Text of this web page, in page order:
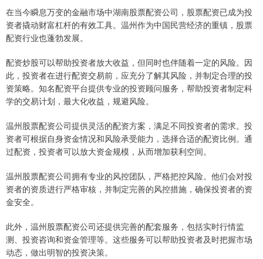
在当今瞬息万变的金融市场中湖南股票配资公司，股票配资已成为投
资者撬动财富杠杆的有效工具。温州作为中国民营经济的重镇，股票
配资行业也蓬勃发展。
配资炒股可以帮助投资者放大收益，但同时也伴随着一定的风险。因
此，投资者在进行配资交易前，应充分了解其风险，并制定合理的投
资策略。知名配资平台提供专业的投资顾问服务，帮助投资者制定科
学的交易计划，最大化收益，规避风险。
温州股票配资公司提供灵活的配资方案，满足不同投资者的需求。投
资者可根据自身资金情况和风险承受能力，选择合适的配资比例。通
过配资，投资者可以放大资金规模，从而增加获利空间。
温州股票配资公司拥有专业的风控团队，严格把控风险。他们会对投
资者的资质进行严格审核，并制定完善的风控措施，确保投资者的资
金安全。
此外，温州股票配资公司还提供完善的配套服务，包括实时行情监
测、投资咨询和资金管理等。这些服务可以帮助投资者及时把握市场
动态，做出明智的投资决策。